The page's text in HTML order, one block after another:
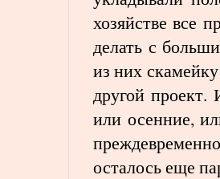
хозяйстве все
делать с
из них
другой
или осенние,
осталось еще